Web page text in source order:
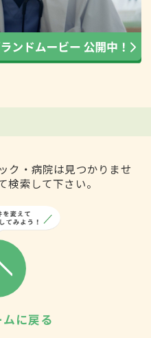
ク・病院は見つかりませ
検索して下さい。
に戻る